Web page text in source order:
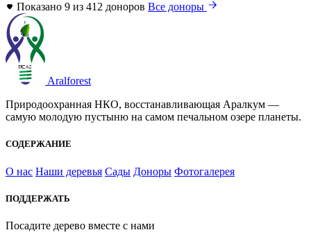
Показано 9 из 412 доноров Все доноры
Aralforest
Природоохранная НКО, восстанавливающая Аралкум —
самую молодую пустыню на самом печальном озере планеты.
СОДЕРЖАНИЕ
О нас Наши деревья Сады Доноры Фотогалерея
ПОДДЕРЖАТЬ
Посадите дерево вместе с нами